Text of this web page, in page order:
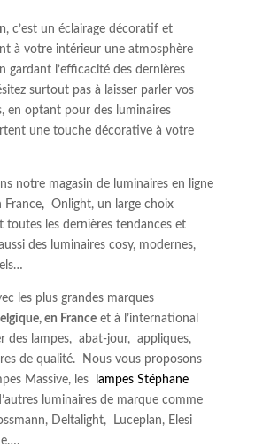
, c’est un éclairage décoratif et
à votre intérieur une atmosphère
gardant l’efficacité des dernières
surtout pas à laisser parler vos
en optant pour des luminaires
une touche décorative à votre
notre magasin de luminaires en ligne
France,Onlight, un large choix
toutes les dernières tendances et
des luminaires cosy, modernes,
les plus grandes marques
en France et à l’international
des lampes, abat-jour, appliques,
de qualité. Nous vous proposons
Massive, les
lampes Stéphane
luminaires de marque comme
Deltalight, Luceplan, Elesi